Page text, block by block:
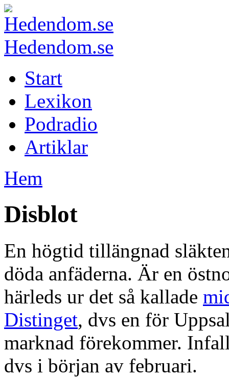
Hedendom.se
Start
Lexikon
Podradio
Artiklar
Hem
Disblot
En högtid tillängnad
döda anfäderna. Är en
härleds ur det så kallade
Distinget, dvs en för
marknad förekommer.
dvs i början av februari.